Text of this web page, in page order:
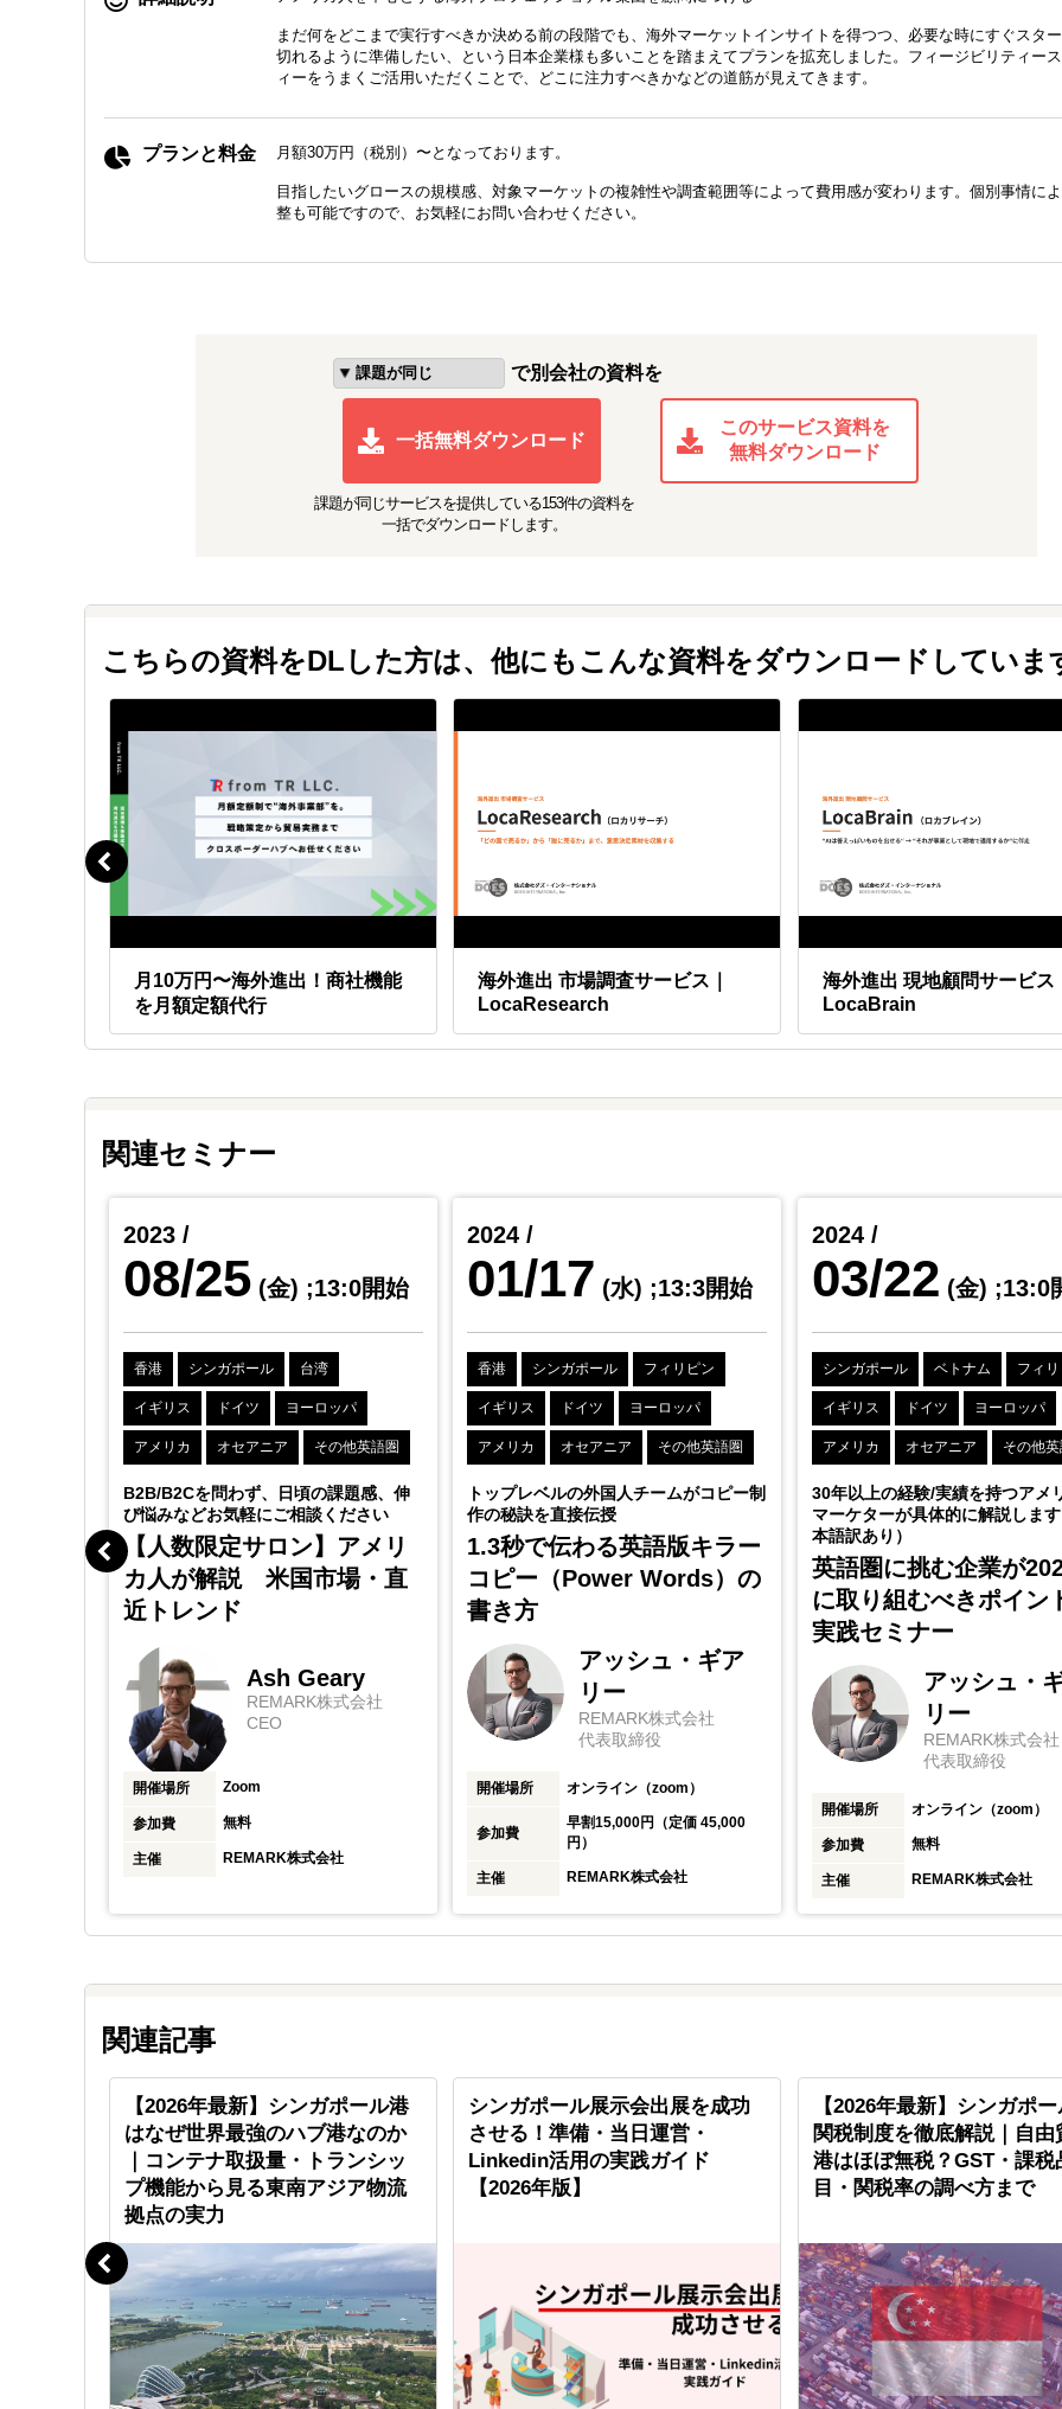
まだ何をどこまで実行すべきか決める前の段階でも、海外マーケットインサイトを得つつ、必要な時にすぐスタ
切れるように準備したい、という日本企業様も多いことを踏まえてプランを拡充しました。フィージビリティー
ィーをうまくご活用いただくことで、どこに注力すべきかなどの道筋が見えてきます。
プランと料金 月額30万円（税別）〜となっております。
目指したいグロースの規模感、対象マーケットの複雑性や調査範囲等によって費用感が変わります。個別事情に
整も可能ですので、お気軽にお問い合わせください。
で別会社の資料を
一括無料ダウンロード
このサービス資料を
無料ダウンロード
課題が同じサービスを提供している153件の資料を
一括でダウンロードします。
こちらの資料をDLした方は、他にもこんな資料をダウンロードしていま
月10万円〜海外進出！商社機能
を月額定額代行
海外進出 市場調査サービス｜
LocaResearch
海外進出 現地顧問サービス
LocaBrain
関連セミナー
2023 /
08/25 (金) ;13:0開始
香港 シンガポール 台湾
イギリス ドイツ ヨーロッパ
アメリカ オセアニア その他英語圏
B2B/B2Cを問わず、日頃の課題感、伸
び悩みなどお気軽にご相談ください
【人数限定サロン】アメリ
カ人が解説 米国市場・直
近トレンド
Ash Geary
REMARK株式会社
CEO
開催場所 Zoom
参加費 無料
主催 REMARK株式会社
2024 /
01/17 (水) ;13:3開始
香港 シンガポール フィリピン
イギリス ドイツ ヨーロッパ
アメリカ オセアニア その他英語圏
トップレベルの外国人チームがコピー制
作の秘訣を直接伝授
1.3秒で伝わる英語版キラー
コピー（Power Words）の
書き方
アッシュ・ギア
リー
REMARK株式会社
代表取締役
開催場所 オンライン（zoom）
参加費
早割15,000円（定価 45,000
円）
主催 REMARK株式会社
2024 /
03/22 (金) ;13:0
シンガポール ベトナム フィ
イギリス ドイツ ヨーロッパ
アメリカ オセアニア その他
30年以上の経験/実績を持つアメ
マーケターが具体的に解説しま
本語訳あり）
英語圏に挑む企業が
に取り組むべきポイ
実践セミナー
アッシュ・
リー
REMARK株式会社
代表取締役
開催場所 オンライン（zoom）
参加費 無料
主催 REMARK株式会社
関連記事
【2026年最新】シンガポール港
はなぜ世界最強のハブ港なのか
｜コンテナ取扱量・トランシッ
プ機能から見る東南アジア物流
拠点の実力
シンガポール展示会出展を成功
させる！準備・当日運営・
Linkedin活用の実践ガイド
【2026年版】
【2026年最新】シンガポ
関税制度を徹底解説｜自由
港はほぼ無税？GST・課税
目・関税率の調べ方まで